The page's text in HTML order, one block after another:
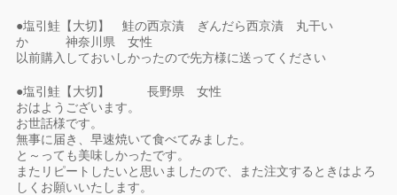
●塩引鮭【大切】 鮭の西京漬 ぎんだら西京漬 丸干い
か 神奈川県 女性
以前購入しておいしかったので先方様に送ってください
●塩引鮭【大切】 長野県 女性
おはようございます。
お世話様です。
無事に届き、早速焼いて食べてみました。
と～っても美味しかったです。
またリピートしたいと思いましたので、また注文するときはよろ
しくお願いいたします。